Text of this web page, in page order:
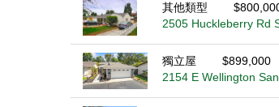
其他類型
2505 Huckleberry Rd
獨立屋
$899,000
2154 E Wellington